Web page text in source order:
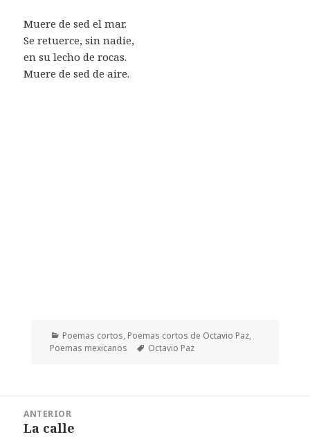
Muere de sed el mar.
Se retuerce, sin nadie,
en su lecho de rocas.
Muere de sed de aire.
Categorías
Poemas cortos, Poemas cortos de Octavio Paz,
Poemas mexicanos
Etiquetas
Octavio Paz
ANTERIOR
Entrada
La calle